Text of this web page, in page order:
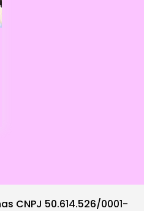
CNPJ 50.614.526/0001-